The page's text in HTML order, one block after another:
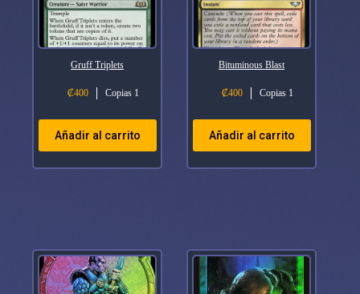
Gruff Triplets
₡400 Copias 1
Añadir al carrito
Bituminous Blast
₡400 Copias 1
Añadir al carrito